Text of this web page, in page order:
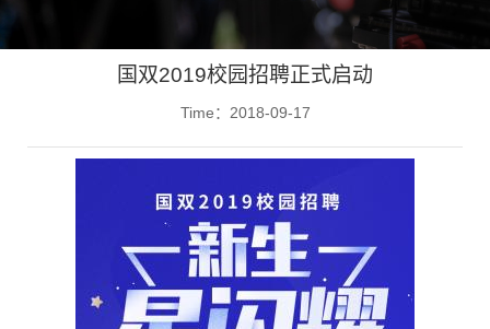
国双2019校园招聘正式启动
Time：2018-09-17